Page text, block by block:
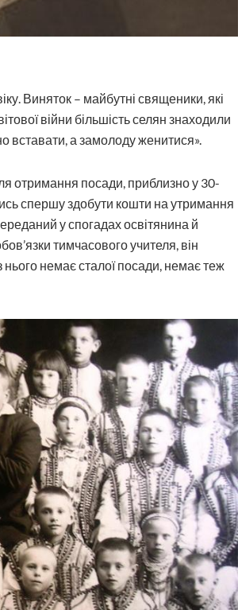
Виняток – майбутні священики, які
війни більшість селян знаходили
вставати, а замолоду женитися».
отримання посади, приблизно у 30-
спершу здобути кошти на утримання
у спогадах освітянина й
тимчасового учителя, він
нього немає сталої посади, немає теж